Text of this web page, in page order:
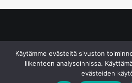
Käytämme evästeitä sivuston
liikenteen analysoinnissa.
evästeiden